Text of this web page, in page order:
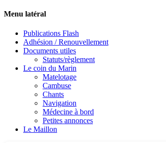
Menu latéral
Publications Flash
Adhésion / Renouvellement
Documents utiles
Statuts/règlement
Le coin du Marin
Matelotage
Cambuse
Chants
Navigation
Médecine à bord
Petites annonces
Le Maillon